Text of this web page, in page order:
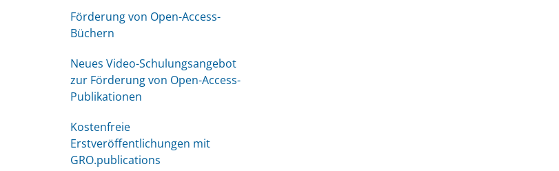
Förderung von Open-Access-
Büchern
Neues Video-Schulungsangebot
zur Förderung von Open-Access-
Publikationen
Kostenfreie
Erstveröffentlichungen mit
GRO.publications